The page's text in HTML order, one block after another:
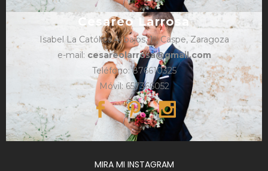
Cesareo Larrosa
Isabel La Católica 4, bajos, 1º, Caspe, Zaragoza
e-mail: cesareolarrosa@gmail.com
Teléfono: 876610325
Móvil: 657366052
MIRA MI INSTAGRAM